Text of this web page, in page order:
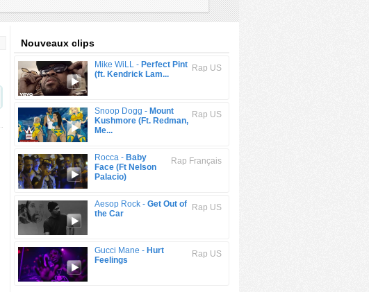
Nouveaux clips
Rap US
Mike WiLL - Perfect Pint
(ft. Kendrick Lam...
Rap US
Snoop Dogg - Mount
Kushmore (Ft. Redman,
Me...
Rap Français
Rocca - Baby
Face (Ft Nelson
Palacio)
Rap US
Aesop Rock - Get Out of
the Car
Rap US
Gucci Mane - Hurt
Feelings